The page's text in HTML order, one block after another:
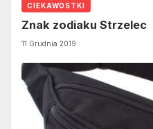
CIEKAWOSTKI
Znak zodiaku Strzelec
11 Grudnia 2019